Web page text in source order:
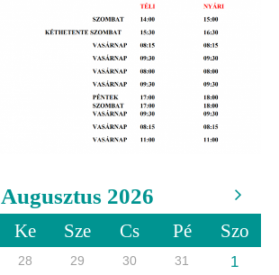
Augusztus 2026
Ke Sze Cs Pé Szo
28 29 30 31
1